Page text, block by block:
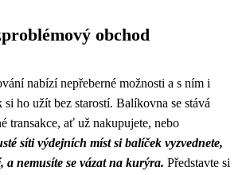
obchod
nabízí nepřeberné možnosti a s ním i
si ho užít bez starostí. Balíkovna se stává
transakce, ať už nakupujete, nebo
síti výdejních míst si balíček vyzvednete,
a nemusíte se vázat na kurýra. Představte si